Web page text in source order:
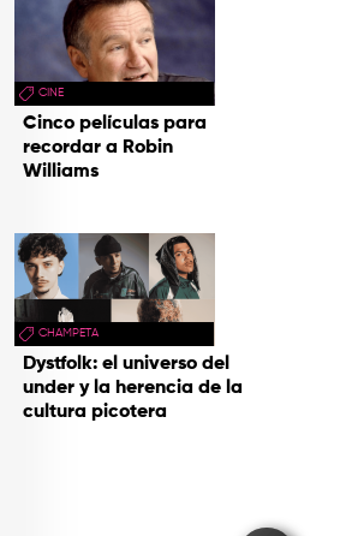
CINE
Cinco películas para
recordar a Robin
Williams
CHAMPETA
Dystfolk: el universo del
under y la herencia de la
cultura picotera